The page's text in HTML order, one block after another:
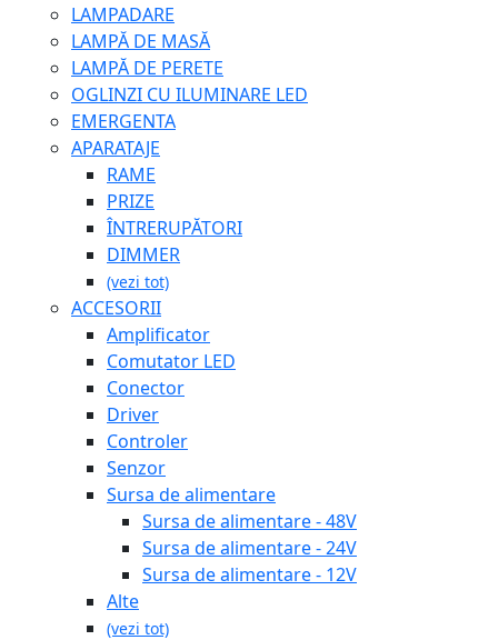
LAMPADARE
LAMPĂ DE MASĂ
LAMPĂ DE PERETE
OGLINZI CU ILUMINARE LED
EMERGENTA
APARATAJE
RAME
PRIZE
ÎNTRERUPĂTORI
DIMMER
(vezi tot)
ACCESORII
Amplificator
Comutator LED
Conector
Driver
Controler
Senzor
Sursa de alimentare
Sursa de alimentare - 48V
Sursa de alimentare - 24V
Sursa de alimentare - 12V
Alte
(vezi tot)